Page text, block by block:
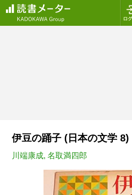
伊豆の踊子 (日本の文学 8)
川端康成, 名取満四郎